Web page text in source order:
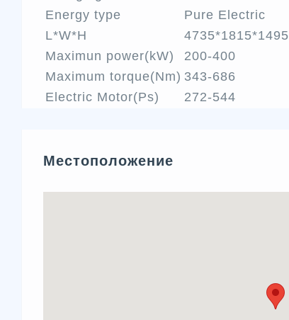
Energy type
Pure Electric
L*W*H
4735*1815*1495
Maximun power(kW)
200-400
Maximum torque(Nm) 343-686
Electric Motor(Ps)
272-544
Местоположение